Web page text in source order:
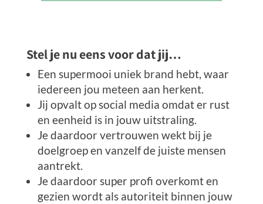
Stel je nu eens voor dat jij…
Een supermooi uniek brand hebt, waar
iedereen jou meteen aan herkent.
Jij opvalt op social media omdat er rust
en eenheid is in jouw uitstraling.
Je daardoor vertrouwen wekt bij je
doelgroep en vanzelf de juiste mensen
aantrekt.
Je daardoor super profi overkomt en
gezien wordt als autoriteit binnen jouw